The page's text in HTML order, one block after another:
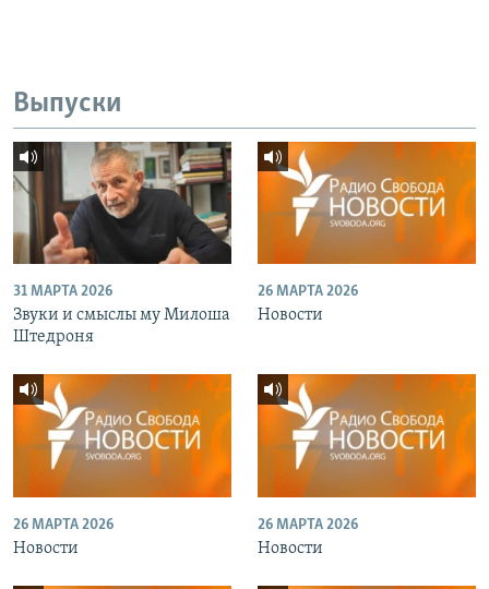
Выпуски
31 МАРТА 2026
Звуки и смыслы му Милоша
Штедроня
26 МАРТА 2026
Новости
26 МАРТА 2026
Новости
26 МАРТА 2026
Новости